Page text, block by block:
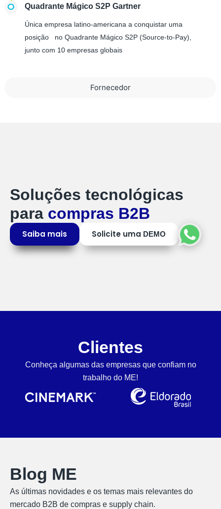
Fornecedor
Quadrante Mágico S2P Gartner
Única empresa latino-americana a conquistar uma
posição no Quadrante Mágico S2P (Source-to-Pay),
junto com 10 empresas globais
Soluções tecnológicas
para compras B2B
Saiba mais Solicite uma DEMO
Clientes
Conheça algumas das empresas que confiam no
trabalho do ME!
Blog ME
As últimas novidades e os temas mais relevantes do
mercado B2B de compras e supply chain.